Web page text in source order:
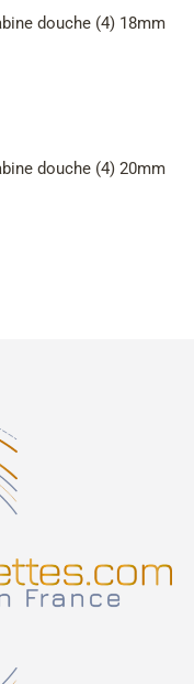
douche (4) 18mm
douche (4) 20mm